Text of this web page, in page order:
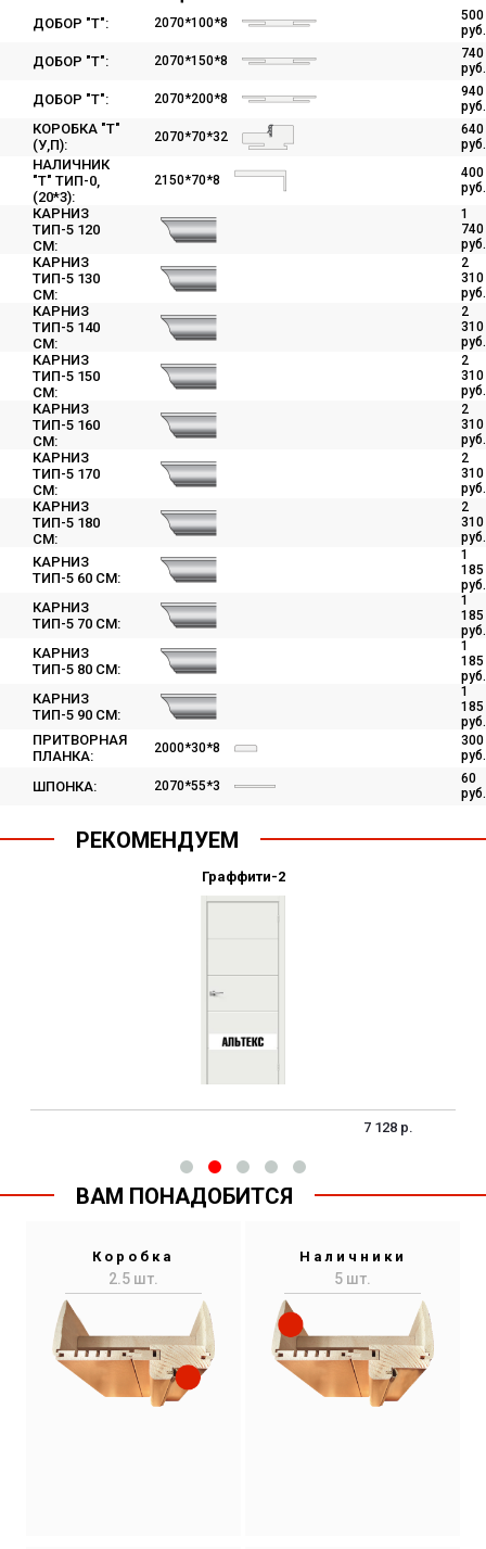
ДОБОР "Т": 2070*100*8
500
руб.
ДОБОР "Т": 2070*150*8
740
руб.
ДОБОР "Т": 2070*200*8
940
руб.
КОРОБКА "Т"
(У,П):
2070*70*32
640
руб.
НАЛИЧНИК
"Т" ТИП-0,
(20*3):
2150*70*8
400
руб.
КАРНИЗ
ТИП-5 120
СМ:
1
740
руб.
КАРНИЗ
ТИП-5 130
СМ:
2
310
руб.
КАРНИЗ
ТИП-5 140
СМ:
2
310
руб.
КАРНИЗ
ТИП-5 150
СМ:
2
310
руб.
КАРНИЗ
ТИП-5 160
СМ:
2
310
руб.
КАРНИЗ
ТИП-5 170
СМ:
2
310
руб.
КАРНИЗ
ТИП-5 180
СМ:
2
310
руб.
КАРНИЗ
ТИП-5 60 СМ:
1
185
руб.
КАРНИЗ
ТИП-5 70 СМ:
1
185
руб.
КАРНИЗ
ТИП-5 80 СМ:
1
185
руб.
КАРНИЗ
ТИП-5 90 СМ:
1
185
руб.
ПРИТВОРНАЯ
ПЛАНКА:
2000*30*8
300
руб.
ШПОНКА: 2070*55*3
60
руб.
РЕКОМЕНДУЕМ
Граффити-2
ВАМ ПОНАДОБИТСЯ
Коробка
2.5 шт.
Наличники
5 шт.